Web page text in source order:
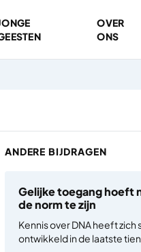
OVER
ONS
ANDERE BIJDRAGEN
Gelijke toegang hoeft
de norm te zijn
Kennis over DNA heeft zich
ontwikkeld in de laatste